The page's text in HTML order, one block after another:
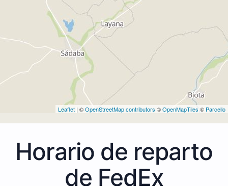
Leaflet | ©OpenStreetMap contributors ©OpenMapTiles © Parcello
Horario de reparto
de FedEx